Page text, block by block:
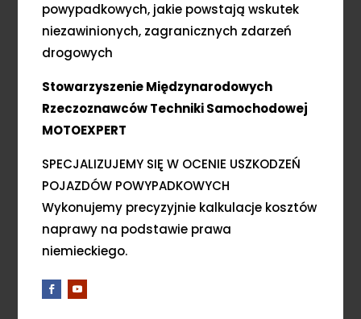
powypadkowych, jakie powstają wskutek
niezawinionych, zagranicznych zdarzeń
drogowych
Stowarzyszenie Międzynarodowych
Rzeczoznawców Techniki Samochodowej
MOTOEXPERT
SPECJALIZUJEMY SIĘ W OCENIE USZKODZEŃ
POJAZDÓW POWYPADKOWYCH
Wykonujemy precyzyjnie kalkulacje kosztów
naprawy na podstawie prawa
niemieckiego.